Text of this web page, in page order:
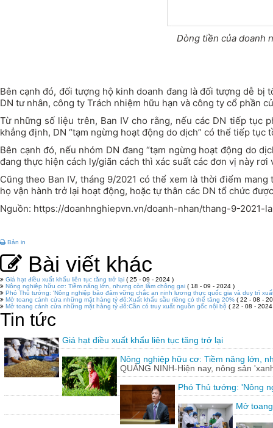
Dòng tiền của doanh
Bên cạnh đó, đối tượng hộ kinh doanh đang là đối tượng dễ bị
DN tư nhân, công ty Trách nhiệm hữu hạn và công ty cổ phần
Từ những số liệu trên, Ban IV cho rằng, nếu các DN tiếp tục
khẳng định, DN “tạm ngừng hoạt động do dịch” có thể tiếp
Bên cạnh đó, nếu nhóm DN đang “tạm ngừng hoạt động do
đang thực hiện cách ly/giãn cách thì xác suất các đơn vị này
Cũng theo Ban IV, tháng 9/2021 có thể xem là thời điểm
họ vận hành trở lại hoạt động, hoặc tự thân các DN tổ chức
Nguồn: https://doanhnghiepvn.vn/doanh-nhan/thang-9-
Bản in
Bài viết khác
Giá hạt điều xuất khẩu liên tục tăng trở lại ( 25 - 09 - 2024 )
Nông nghiệp hữu cơ: Tiềm năng lớn, nhưng còn lắm chông gai ( 18 - 09 - 2024 )
Phó Thủ tướng: 'Nông nghiệp bảo đảm vững chắc an ninh lương thực quốc gia và duy trì
Mở toang cánh cửa những mặt hàng tỷ đô:Xuất khẩu sầu riêng có thể tăng 20% ( 22 - 08 -
Mở toang cánh cửa những mặt hàng tỷ đô:Cần có truy xuất nguồn gốc nội bộ ( 22 - 08 - 2024
Tin tức
Giá hạt điều xuất khẩu liên tục tăng trở lại
Nông nghiệp hữu cơ: Tiềm năng lớn,
QUẢNG NINH-Hiện nay, nông sản
Phó Thủ tướng: 'Nông
Mở